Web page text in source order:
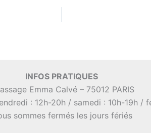
INFOS PRATIQUES
Emma Calvé – 75012 PARIS
: 12h-20h / samedi : 10h-19h /
sommes fermés les jours fériés